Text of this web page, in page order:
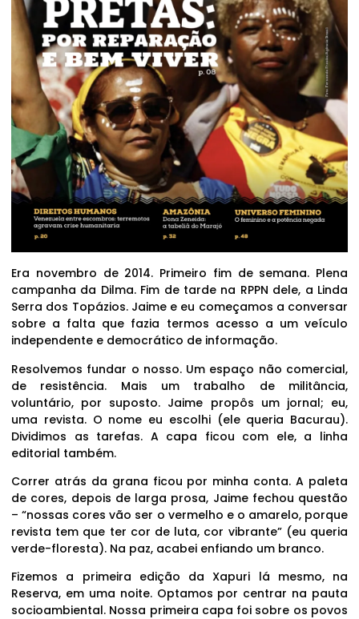
Era novembro de 2014. Primeiro fim de semana. Plena
campanha da Dilma. Fim de tarde na RPPN dele, a Linda
Serra dos Topázios. Jaime e eu começamos a conversar
sobre a falta que fazia termos acesso a um veículo
independente e democrático de informação.
Resolvemos fundar o nosso. Um espaço não comercial,
de resistência. Mais um trabalho de militância,
voluntário, por suposto. Jaime propôs um jornal; eu,
uma revista. O nome eu escolhi (ele queria Bacurau).
Dividimos as tarefas. A capa ficou com ele, a linha
editorial também.
Correr atrás da grana ficou por minha conta. A paleta
de cores, depois de larga prosa, Jaime fechou questão
– “nossas cores vão ser o vermelho e o amarelo, porque
revista tem que ter cor de luta, cor vibrante” (eu queria
verde-floresta). Na paz, acabei enfiando um branco.
Fizemos a primeira edição da Xapuri lá mesmo, na
Reserva, em uma noite. Optamos por centrar na pauta
socioambiental. Nossa primeira capa foi sobre os povos